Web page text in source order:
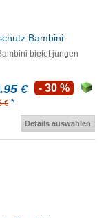
Bambini
bietet jungen
€
€ *
- 30 %
Details auswählen